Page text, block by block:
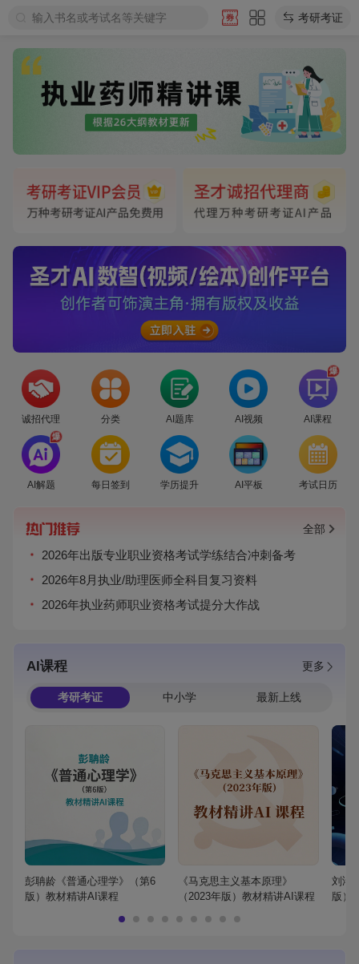
输入书名或考试名等关键字 考研考证
诚招代理 分类 AI题库 AI视频
爆
AI课程
爆
AI解题 每日签到 学历提升 AI平板 考试日历
全部
2026年出版专业职业资格考试学练结合冲刺备考
2026年8月执业/助理医师全科目复习资料
2026年执业药师职业资格考试提分大作战
AI课程 更多
考研考证 中小学 最新上线
彭聃龄《普通心理学》（第6
版）教材精讲AI课程
《马克思主义基本原理》
（2023年版）教材精讲AI课程
刘鸿
版）